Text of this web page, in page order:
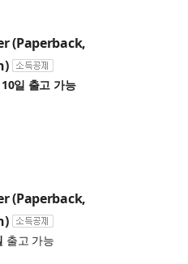
(Paperback,
일 출고 가능
(Paperback,
출고 가능